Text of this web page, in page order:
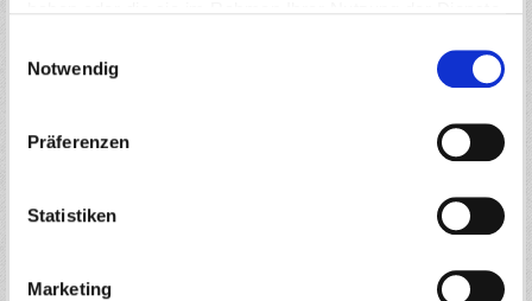
Notwendig
Präferenzen
Statistiken
Marketing